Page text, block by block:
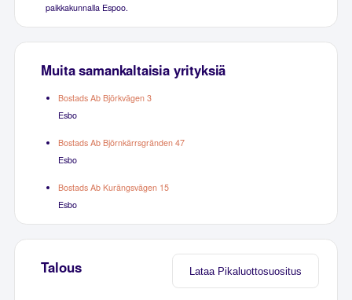
paikkakunnalla Espoo.
Muita samankaltaisia yrityksiä
Bostads Ab Björkvägen 3
Esbo
Bostads Ab Björnkärrsgränden 47
Esbo
Bostads Ab Kurängsvägen 15
Esbo
Lataa Pikaluottosuositus
Talous